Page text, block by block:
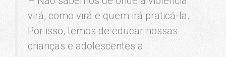
virá, como virá e quem irá praticá-la.
Por isso, temos de educar nossas
crianças e adolescentes a